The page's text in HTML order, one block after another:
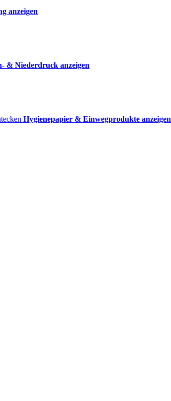
anzeigen
& Niederdruck anzeigen
Hygienepapier & Einwegprodukte anzeigen